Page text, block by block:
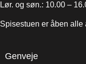
Lør. og søn.: 10.00 –
Spisestuen er åben alle
Genveje